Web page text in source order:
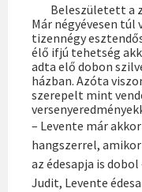
Beleszületett a
Már négyévesen
tizennégy
élő ifjú tehetség
adta elő dobon
házban. Azóta
szerepelt mint
– Levente már
hangszerrel,
az édesapja is
Judit, Levente